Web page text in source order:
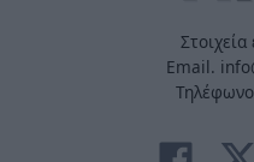
Στοιχεία
Email.